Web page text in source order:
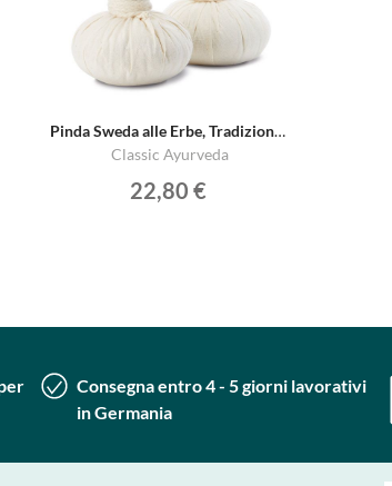
Pinda Sweda alle Erbe, Tradizionale
Classic Ayurveda
22,80 €
Consegna entro 4 - 5 giorni lavorativi
in Germania